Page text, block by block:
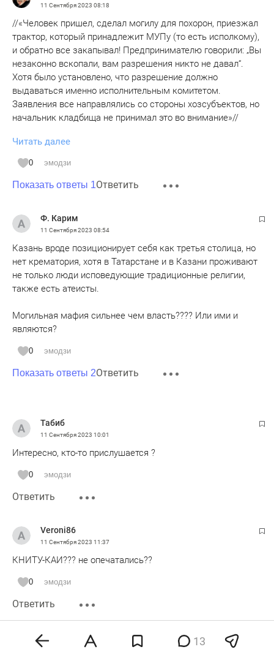
11 Сентября 2023 08:18
//«Человек пришел, сделал могилу для похорон, приезжал
трактор, который принадлежит МУПу (то есть исполкому),
и обратно все закапывал! Предпринимателю говорили: „Вы
незаконно вскопали, вам разрешения никто не давал“.
Хотя было установлено, что разрешение должно
выдаваться именно исполнительным комитетом.
Заявления все направлялись со стороны хозсубъектов, но
начальник кладбища не принимал это во внимание»//
Препятствование конкуренции - это особая любимая
татарстанская фишка. Ведь устранение "нащальником"
конкурентов - позволяет монопольно повышать цены при
этом работая "спустя рукава". Можно деньги класть в
Читать далее
0 эмодзи
Показать ответы 1Ответить
Ф. Карим
11 Сентября 2023 08:54
Казань вроде позиционирует себя как третья столица, но
нет крематория, хотя в Татарстане и в Казани проживают
не только люди исповедующие традиционные религии,
также есть атеисты.
Могильная мафия сильнее чем власть???? Или ими и
являются?
0 эмодзи
Показать ответы 2Ответить
Табиб
11 Сентября 2023 10:01
Интересно, кто-то прислушается ?
0 эмодзи
Ответить
Veroni86
11 Сентября 2023 11:37
КНИТУ-КАИ??? не опечатались??
0 эмодзи
Ответить
1111111111111111
11 Сентября 2023 12:59
13